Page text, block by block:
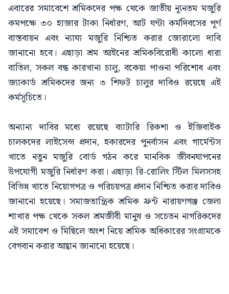
এবারের সমাবেশে শ্রমিকদের পক্ষ থেকে জাতীয় ন্যূনতম মজুরি
কমপক্ষে ৩০ হাজার টাকা নির্ধারণ, আট ঘণ্টা কর্মদিবসের পূর্ণ
বাস্তবায়ন এবং ন্যায্য মজুরি নিশ্চিত করার জোরালো দাবি
জানানো হবে। এছাড়া শ্রম আইনের শ্রমিকবিরোধী কালো ধারা
বাতিল, সকল বন্ধ কারখানা চালু, বকেয়া পাওনা পরিশোধ এবং
জ্যাকার্ড শ্রমিকদের জন্য ৩ শিফট চালুর দাবিও রয়েছে এই
কর্মসূচিতে।
অন্যান্য দাবির মধ্যে রয়েছে ব্যাটারি রিকশা ও ইজিবাইক
চালকদের লাইসেন্স প্রদান, হকারদের পুনর্বাসন এবং গার্মেন্টস
খাতে নতুন মজুরি বোর্ড গঠন করে মানবিক জীবনযাপনের
উপযোগী মজুরি নির্ধারণ করা। এছাড়া রি-রোলিং স্টিল মিলসসহ
বিভিন্ন খাতে নিয়োগপত্র ও পরিচয়পত্র প্রদান নিশ্চিত করার দাবিও
জানানো হয়েছে। সমাজতান্ত্রিক শ্রমিক ফ্রন্ট নারায়ণগঞ্জ জেলা
শাখার পক্ষ থেকে সকল শ্রমজীবী মানুষ ও সচেতন নাগরিকদের
এই সমাবেশ ও মিছিলে অংশ নিয়ে শ্রমিক অধিকারের সংগ্রামকে
বেগবান করার আহ্বান জানানো হয়েছে।